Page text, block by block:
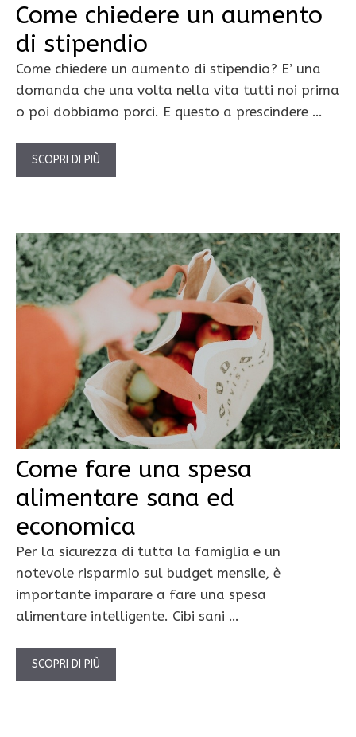
Come chiedere un aumento
di stipendio
Come chiedere un aumento di stipendio? E’ una
domanda che una volta nella vita tutti noi prima
o poi dobbiamo porci. E questo a prescindere …
SCOPRI DI PIÙ
Come fare una spesa
alimentare sana ed
economica
Per la sicurezza di tutta la famiglia e un
notevole risparmio sul budget mensile, è
importante imparare a fare una spesa
alimentare intelligente. Cibi sani …
SCOPRI DI PIÙ